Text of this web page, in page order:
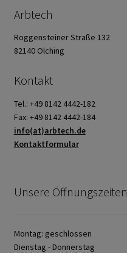
Arbtech
Roggensteiner Straße 132
82140 Olching
Kontakt
Tel.: +49 8142 4442-182
Fax: +49 8142 4442-184
info(at)arbtech.de
Kontaktformular
Unsere Öffnungszeiten
Montag: geschlossen
Dienstag - Donnerstag